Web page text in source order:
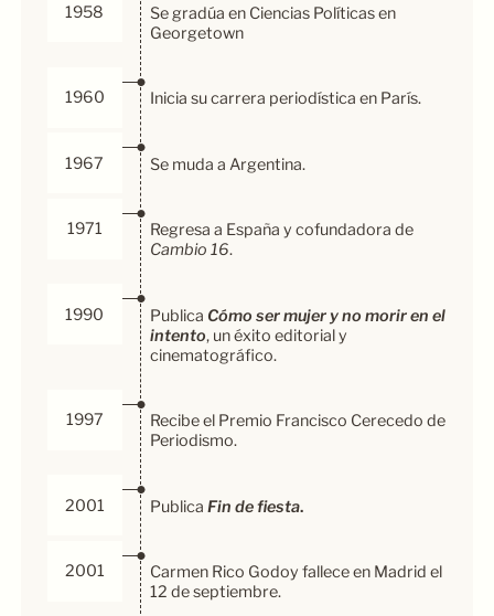
1958
Se gradúa en Ciencias Políticas en
Georgetown
1960 Inicia su carrera periodística en París.
1967 Se muda a Argentina.
1971
Regresa a España y cofundadora de
Cambio 16.
1990 Publica Cómo ser mujer y no morir en el
intento, un éxito editorial y
cinematográfico.
1997
Recibe el Premio Francisco Cerecedo de
Periodismo.
2001 Publica Fin de fiesta.
2001
Carmen Rico Godoy fallece en Madrid el
12 de septiembre.